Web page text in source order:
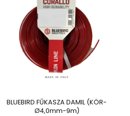
BLUEBIRD FŰKASZA DAMIL (KÖR-
Ø4,0mm-9m)